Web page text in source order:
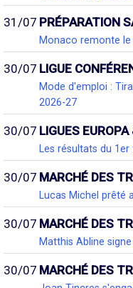
31/07 PRÉPARATION
Monaco remonte le
30/07 LIGUE
Mode d'emploi :
2026-27
30/07 LIGUES
Les résultats du
30/07 MARCHÉ DES
Lucas Michel prêté
30/07 MARCHÉ DES
Matthis Abline
30/07 MARCHÉ DES